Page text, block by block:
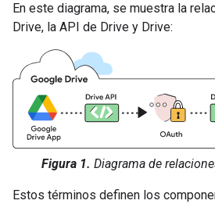
En este diagrama, se muestra la
Drive, la API de Drive y Drive:
Figura 1. Diagrama de
Estos términos definen los